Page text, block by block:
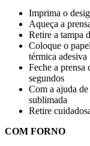
Imprima o
Aqueça a
Retire a tampa
Coloque o
térmica adesiva
Feche a prensa
segundos
Com a ajuda
sublimada
Retire
COM FORNO